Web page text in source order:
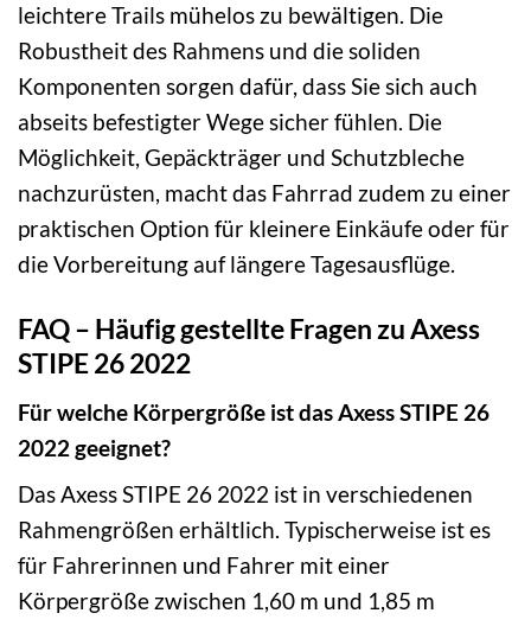
leichtere Trails mühelos zu bewältigen. Die
Robustheit des Rahmens und die soliden
Komponenten sorgen dafür, dass Sie sich auch
abseits befestigter Wege sicher fühlen. Die
Möglichkeit, Gepäckträger und Schutzbleche
nachzurüsten, macht das Fahrrad zudem zu einer
praktischen Option für kleinere Einkäufe oder für
die Vorbereitung auf längere Tagesausflüge.
FAQ – Häufig gestellte Fragen zu Axess
STIPE 26 2022
Für welche Körpergröße ist das Axess STIPE 26
2022 geeignet?
Das Axess STIPE 26 2022 ist in verschiedenen
Rahmengrößen erhältlich. Typischerweise ist es
für Fahrerinnen und Fahrer mit einer
Körpergröße zwischen 1,60 m und 1,85 m